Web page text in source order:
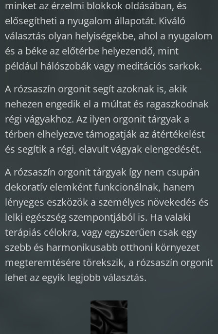
minket az érzelmi blokkok oldásában, és
elősegítheti a nyugalom állapotát. Kiváló
választás olyan helyiségekbe, ahol a nyugalom
és a béke az előtérbe helyezendő, mint
például hálószobák vagy meditációs sarkok.
A rózsaszín orgonit segít azoknak is, akik
nehezen engedik el a múltat és ragaszkodnak
régi vágyakhoz. Az ilyen orgonit tárgyak a
térben elhelyezve támogatják az átértékelést
és segítik a régi, elavult vágyak elengedését.
A rózsaszín orgonit tárgyak így nem csupán
dekoratív elemként funkcionálnak, hanem
lényeges eszközök a személyes növekedés és
lelki egészség szempontjából is. Ha valaki
terápiás célokra, vagy egyszerűen csak egy
szebb és harmonikusabb otthoni környezet
megteremtésére törekszik, a rózsaszín orgonit
lehet az egyik legjobb választás.